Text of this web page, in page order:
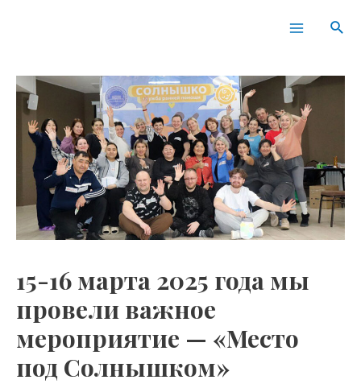
Main
15-16 марта 2025 года мы
провели важное
мероприятие — «Место
под Солнышком»